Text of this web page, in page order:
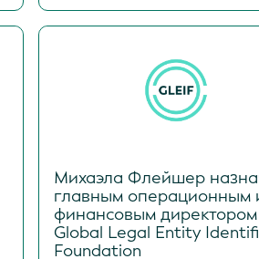
Михаэла Флейшер
главным операционным
финансовым директором
Global Legal Entity
Foundation